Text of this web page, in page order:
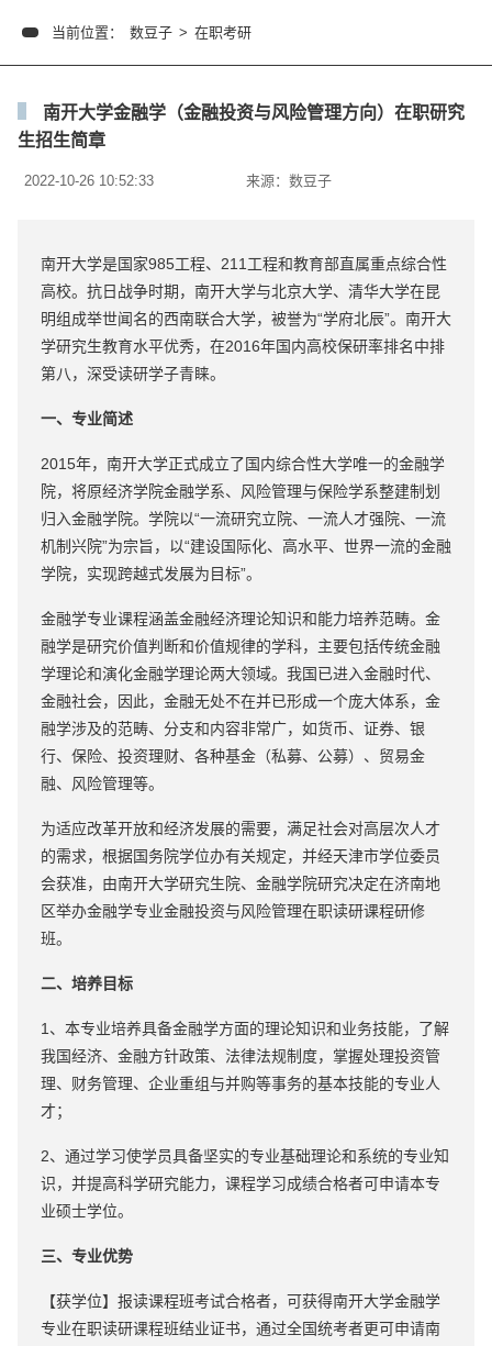
当前位置： 数豆子 > 在职考研
南开大学金融学（金融投资与风险管理方向）在职研究
生招生简章
2022-10-26 10:52:33 来源： 数豆子
南开大学是国家985工程、211工程和教育部直属重点综合性
高校。抗日战争时期，南开大学与北京大学、清华大学在昆
明组成举世闻名的西南联合大学，被誉为“学府北辰”。南开大
学研究生教育水平优秀，在2016年国内高校保研率排名中排
第八，深受读研学子青睐。
一、专业简述
2015年，南开大学正式成立了国内综合性大学唯一的金融学
院，将原经济学院金融学系、风险管理与保险学系整建制划
归入金融学院。学院以“一流研究立院、一流人才强院、一流
机制兴院”为宗旨，以“建设国际化、高水平、世界一流的金融
学院，实现跨越式发展为目标”。
金融学专业课程涵盖金融经济理论知识和能力培养范畴。金
融学是研究价值判断和价值规律的学科，主要包括传统金融
学理论和演化金融学理论两大领域。我国已进入金融时代、
金融社会，因此，金融无处不在并已形成一个庞大体系，金
融学涉及的范畴、分支和内容非常广，如货币、证券、银
行、保险、投资理财、各种基金（私募、公募）、贸易金
融、风险管理等。
为适应改革开放和经济发展的需要，满足社会对高层次人才
的需求，根据国务院学位办有关规定，并经天津市学位委员
会获准，由南开大学研究生院、金融学院研究决定在济南地
区举办金融学专业金融投资与风险管理在职读研课程研修
班。
二、培养目标
1、本专业培养具备金融学方面的理论知识和业务技能，了解
我国经济、金融方针政策、法律法规制度，掌握处理投资管
理、财务管理、企业重组与并购等事务的基本技能的专业人
才；
2、通过学习使学员具备坚实的专业基础理论和系统的专业知
识，并提高科学研究能力，课程学习成绩合格者可申请本专
业硕士学位。
三、专业优势
【获学位】报读课程班考试合格者，可获得南开大学金融学
专业在职读研课程班结业证书，通过全国统考者更可申请南